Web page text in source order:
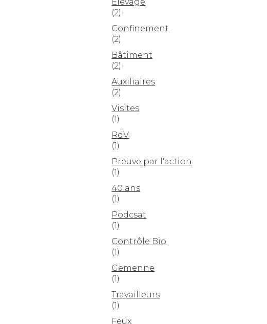
(2)
Confinement
(2)
Bâtiment
(2)
Auxiliaires
(2)
Visites
(1)
RdV
(1)
Preuve par l'action
(1)
40 ans
(1)
Podcsat
(1)
Contrôle Bio
(1)
Gemenne
(1)
Travailleurs
(1)
Feux